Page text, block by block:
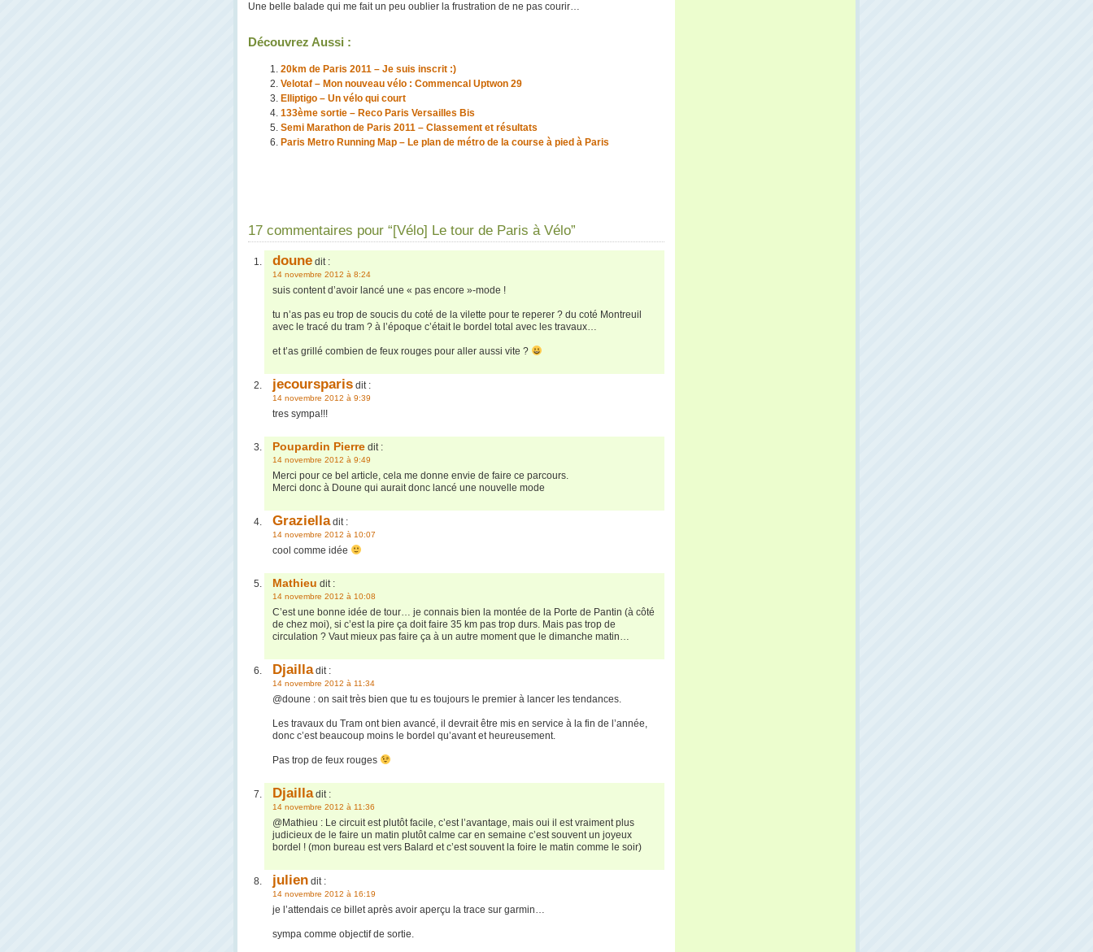
Une belle balade qui me fait un peu oublier la frustration de ne pas courir…
Découvrez Aussi :
20km de Paris 2011 – Je suis inscrit :)
Velotaf – Mon nouveau vélo : Commencal Uptwon 29
Elliptigo – Un vélo qui court
133ème sortie – Reco Paris Versailles Bis
Semi Marathon de Paris 2011 – Classement et résultats
Paris Metro Running Map – Le plan de métro de la course à pied à Paris
17 commentaires pour “[Vélo] Le tour de Paris à Vélo”
doune dit :
14 novembre 2012 à 8:24
suis content d’avoir lancé une « pas encore »-mode !
tu n’as pas eu trop de soucis du coté de la vilette pour te reperer ? du coté Montreuil
avec le tracé du tram ? à l’époque c’était le bordel total avec les travaux…
et t’as grillé combien de feux rouges pour aller aussi vite ?
jecoursparis dit :
14 novembre 2012 à 9:39
tres sympa!!!
Poupardin Pierre dit :
14 novembre 2012 à 9:49
Merci pour ce bel article, cela me donne envie de faire ce parcours.
Merci donc à Doune qui aurait donc lancé une nouvelle mode
Grazielladit :
14 novembre 2012 à 10:07
cool comme idée
Mathieu dit :
14 novembre 2012 à 10:08
C’est une bonne idée de tour… je connais bien la montée de la Porte de Pantin (à côté
de chez moi), si c’est la pire ça doit faire 35 km pas trop durs. Mais pas trop de
circulation ? Vaut mieux pas faire ça à un autre moment que le dimanche matin…
Djailladit :
14 novembre 2012 à 11:34
@doune : on sait très bien que tu es toujours le premier à lancer les tendances.
Les travaux du Tram ont bien avancé, il devrait être mis en service à la fin de l’année,
donc c’est beaucoup moins le bordel qu’avant et heureusement.
Pas trop de feux rouges
Djailladit :
14 novembre 2012 à 11:36
@Mathieu : Le circuit est plutôt facile, c’est l’avantage, mais oui il est vraiment plus
judicieux de le faire un matin plutôt calme car en semaine c’est souvent un joyeux
bordel ! (mon bureau est vers Balard et c’est souvent la foire le matin comme le soir)
julien dit :
14 novembre 2012 à 16:19
je l’attendais ce billet après avoir aperçu la trace sur garmin…
sympa comme objectif de sortie.